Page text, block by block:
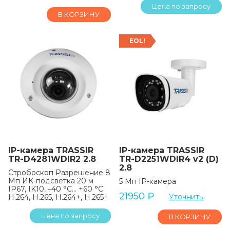
В КОРЗИНУ
Цена по запросу
IP-камера TRASSIR
TR-D4281WDIR2 2.8
Стробоскоп Разрешение 8
Мп ИК-подсветка 20 м
IP67, IK10, –40 °C… +60 °C
H.264, H.265, H.264+, H.265+
Цена по запросу
EOL!
IP-камера TRASSIR
TR-D2251WDIR4 v2 (D)
2.8
5 Мп IP-камера
21950 ₽ Уточнить
В КОРЗИНУ